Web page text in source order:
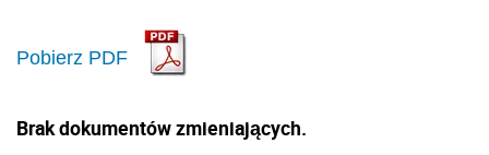
Pobierz PDF
Brak dokumentów zmieniających.